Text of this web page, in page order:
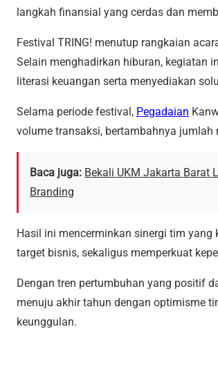
langkah finansial yang cerdas dan
Festival TRING! menutup rangkaian
Selain menghadirkan hiburan, kegiatan
literasi keuangan serta menyediakan
Selama periode festival, Pegadaian
volume transaksi, bertambahnya
Baca juga: Bekali UKM Jakarta Barat
Branding
Hasil ini mencerminkan sinergi tim
target bisnis, sekaligus memperkuat
Dengan tren pertumbuhan yang positif
menuju akhir tahun dengan optimisme
keunggulan.